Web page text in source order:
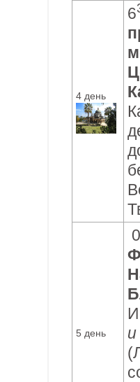
4 день
6
5 день